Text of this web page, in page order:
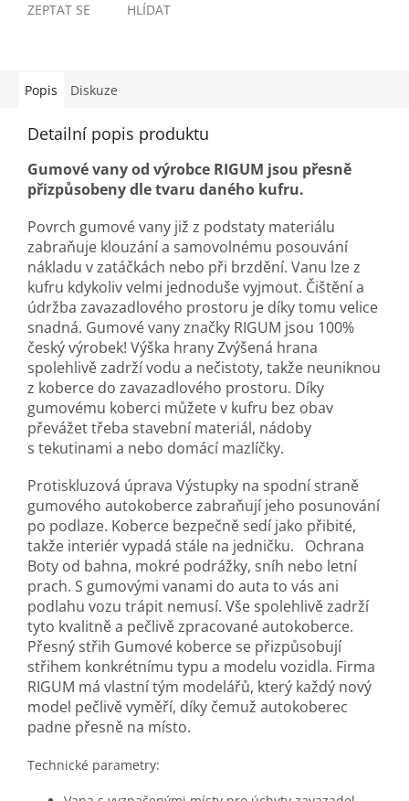
ZEPTAT SE HLÍDAT
Popis Diskuze
Detailní popis produktu
Gumové vany od výrobce RIGUM jsou přesně
přizpůsobeny dle tvaru daného kufru.
Povrch gumové vany již z podstaty materiálu
zabraňuje klouzání a samovolnému posouvání
nákladu v zatáčkách nebo při brzdění. Vanu lze z
kufru kdykoliv velmi jednoduše vyjmout. Čištění a
údržba zavazadlového prostoru je díky tomu velice
snadná. Gumové vany značky RIGUM jsou 100%
český výrobek! Výška hrany Zvýšená hrana
spolehlivě zadrží vodu a nečistoty, takže neuniknou
z koberce do zavazadlového prostoru. Díky
gumovému koberci můžete v kufru bez obav
převážet třeba stavební materiál, nádoby
s tekutinami a nebo domácí mazlíčky.
Protiskluzová úprava Výstupky na spodní straně
gumového autokoberce zabraňují jeho posunování
po podlaze. Koberce bezpečně sedí jako přibité,
takže interiér vypadá stále na jedničku. Ochrana
Boty od bahna, mokré podrážky, sníh nebo letní
prach. S gumovými vanami do auta to vás ani
podlahu vozu trápit nemusí. Vše spolehlivě zadrží
tyto kvalitně a pečlivě zpracované autokoberce.
Přesný střih Gumové koberce se přizpůsobují
střihem konkrétnímu typu a modelu vozidla. Firma
RIGUM má vlastní tým modelářů, který každý nový
model pečlivě vyměří, díky čemuž autokoberec
padne přesně na místo.
Technické parametry: